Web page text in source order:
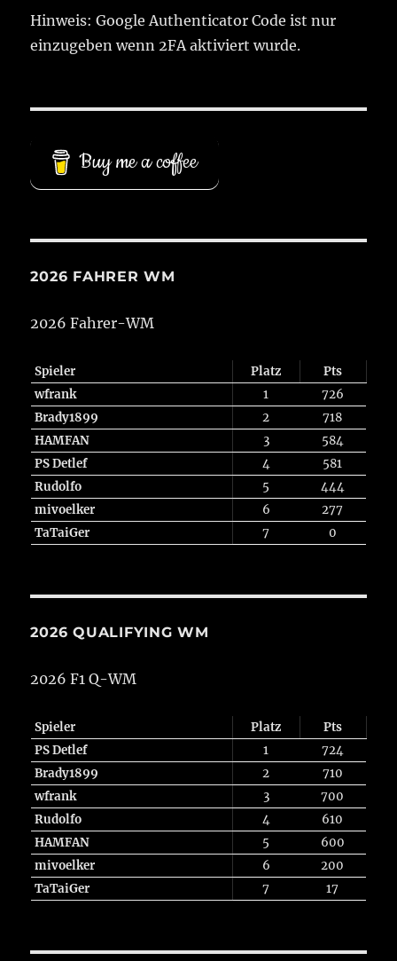
Hinweis: Google Authenticator Code ist nur
einzugeben wenn 2FA aktiviert wurde.
Buy me a coffee
2026 FAHRER WM
2026 Fahrer-WM
Spieler Platz
Pts
wfrank
1
726
Brady1899
2
718
HAMFAN
3
584
PS Detlef
4
581
Rudolfo
5
444
mivoelker
6
277
TaTaiGer
7 0
2026 QUALIFYING WM
2026 F1 Q-WM
Spieler Platz
Pts
PS Detlef
1
724
Brady1899
2
710
wfrank
3
700
Rudolfo
4
610
HAMFAN
5
600
mivoelker
6
200
TaTaiGer
7 17